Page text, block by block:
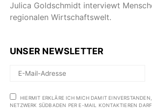
Julica Goldschmidt interviewt
regionalen Wirtschaftswelt.
UNSER NEWSLETTER
HIERMIT ERKLÄRE ICH MICH DAMIT
NETZWERK SÜDBADEN PER E-MAIL KONTAKTIEREN